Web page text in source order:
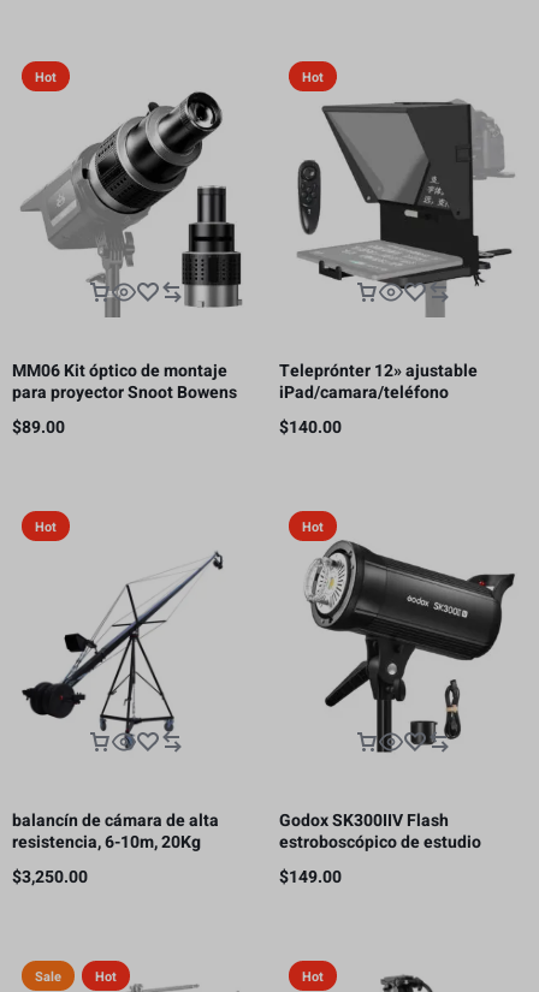
Hot
MM06 Kit óptico de montaje
para proyector Snoot Bowens
con 5 colores de Gobos y 35
inserciones gráficas
$89.00
Hot
Teleprónter 12» ajustable
iPad/camara/teléfono
inteligente
$140.00
Hot
balancín de cámara de alta
resistencia, 6-10m, 20Kg
$3,250.00
Hot
Godox SK300IIV Flash
estroboscópico de estudio
fotográfico, 300 Ws GN58 5700K
Bowens
$149.00
Sale Hot Hot